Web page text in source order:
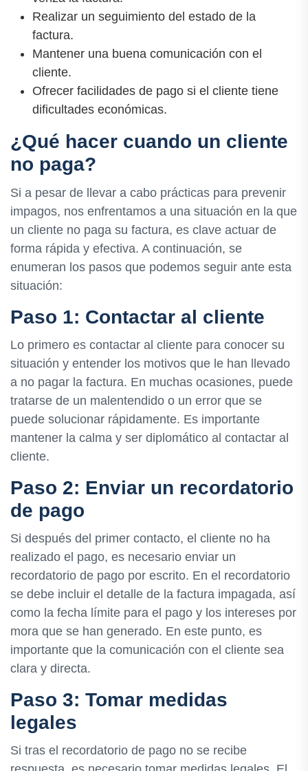
Realizar un seguimiento del estado de la
factura.
Mantener una buena comunicación con el
cliente.
Ofrecer facilidades de pago si el cliente tiene
dificultades económicas.
¿Qué hacer cuando un cliente
no paga?
Si a pesar de llevar a cabo prácticas para prevenir
impagos, nos enfrentamos a una situación en la que
un cliente no paga su factura, es clave actuar de
forma rápida y efectiva. A continuación, se
enumeran los pasos que podemos seguir ante esta
situación:
Paso 1: Contactar al cliente
Lo primero es contactar al cliente para conocer su
situación y entender los motivos que le han llevado
a no pagar la factura. En muchas ocasiones, puede
tratarse de un malentendido o un error que se
puede solucionar rápidamente. Es importante
mantener la calma y ser diplomático al contactar al
cliente.
Paso 2: Enviar un recordatorio
de pago
Si después del primer contacto, el cliente no ha
realizado el pago, es necesario enviar un
recordatorio de pago por escrito. En el recordatorio
se debe incluir el detalle de la factura impagada, así
como la fecha límite para el pago y los intereses por
mora que se han generado. En este punto, es
importante que la comunicación con el cliente sea
clara y directa.
Paso 3: Tomar medidas
legales
Si tras el recordatorio de pago no se recibe